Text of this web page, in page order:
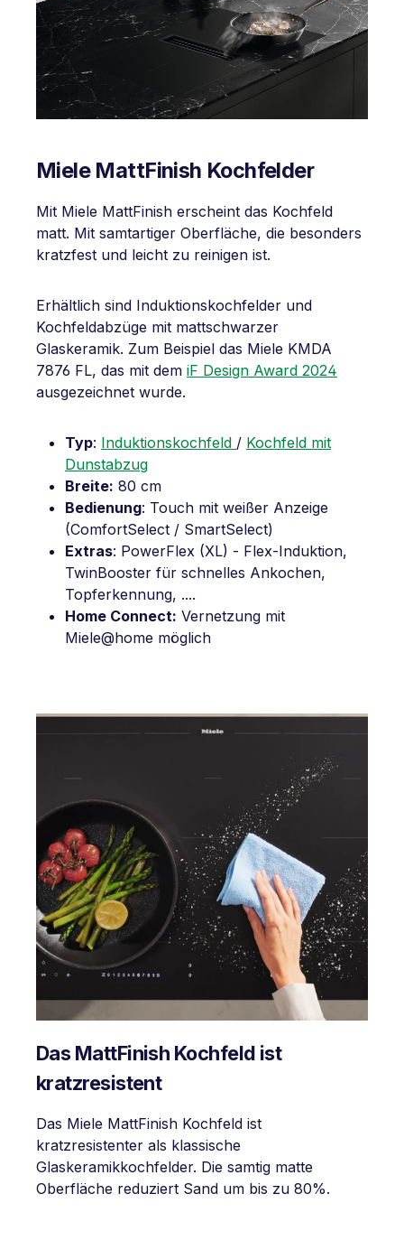
Miele MattFinish Kochfelder
Mit Miele MattFinish erscheint das Kochfeld
matt. Mit samtartiger Oberfläche, die besonders
kratzfest und leicht zu reinigen ist.
Erhältlich sind Induktionskochfelder und
Kochfeldabzüge mit mattschwarzer
Glaskeramik. Zum Beispiel das Miele KMDA
7876 FL, das mit dem iF Design Award 2024
ausgezeichnet wurde.
Typ: Induktionskochfeld / Kochfeld mit
Dunstabzug
Breite: 80 cm
Bedienung: Touch mit weißer Anzeige
(ComfortSelect / SmartSelect)
Extras: PowerFlex (XL) - Flex-Induktion,
TwinBooster für schnelles Ankochen,
Topferkennung, ....
Home Connect: Vernetzung mit
Miele@home möglich
Das MattFinish Kochfeld ist
kratzresistent
Das Miele MattFinish Kochfeld ist
kratzresistenter als klassische
Glaskeramikkochfelder. Die samtig matte
Oberfläche reduziert Sand um bis zu 80%.